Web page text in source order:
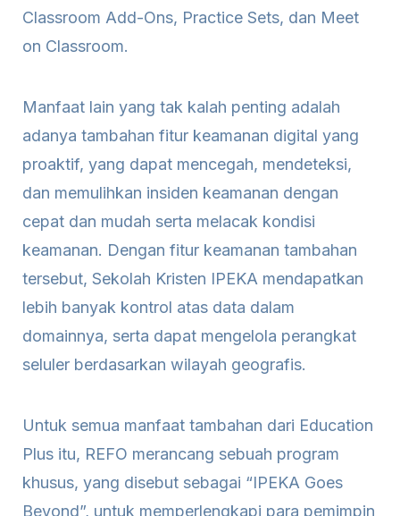
Classroom Add-Ons, Practice Sets, dan Meet
on Classroom.
Manfaat lain yang tak kalah penting adalah
adanya tambahan fitur keamanan digital yang
proaktif, yang dapat mencegah, mendeteksi,
dan memulihkan insiden keamanan dengan
cepat dan mudah serta melacak kondisi
keamanan. Dengan fitur keamanan tambahan
tersebut, Sekolah Kristen IPEKA mendapatkan
lebih banyak kontrol atas data dalam
domainnya, serta dapat mengelola perangkat
seluler berdasarkan wilayah geografis.
Untuk semua manfaat tambahan dari Education
Plus itu, REFO merancang sebuah program
khusus, yang disebut sebagai “IPEKA Goes
Beyond”, untuk memperlengkapi para pemimpin